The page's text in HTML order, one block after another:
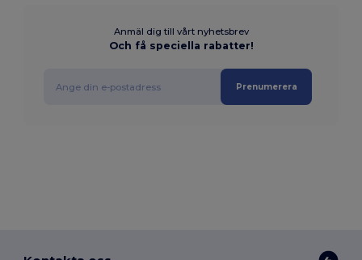
Anmäl dig till vårt nyhetsbrev
Och få speciella rabatter!
Prenumerera